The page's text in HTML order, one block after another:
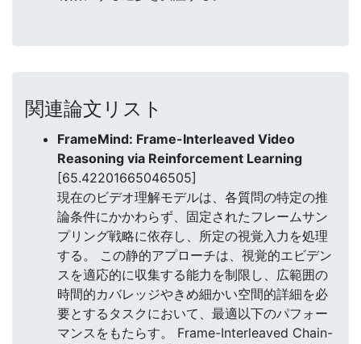
関連論文リスト
FrameMind: Frame-Interleaved Video
Reasoning via Reinforcement Learning
[65.42201665046505]
現在のビデオ理解モデルは、各質問の特定の推
論条件にかかわらず、固定されたフレームサン
プリング戦略に依存し、所定の視覚入力を処理
する。 この静的アプローチは、視覚的エビデン
スを適応的に収集する能力を制限し、広範囲の
時間的カバレッジやきめ細かい空間的詳細を必
要とするタスクにおいて、最適以下のパフォー
マンスをもたらす。 Frame-Interleaved Chain-